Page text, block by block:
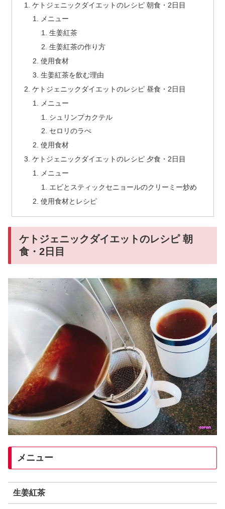
ケトジェニックダイエットのレシピ 朝食・2日目
メニュー
生姜紅茶
生姜紅茶の作り方
使用食材
生姜紅茶を飲む理由
ケトジェニックダイエットのレシピ 昼食・2日目
メニュー
シュリンプカクテル
セロリのラぺ
使用食材
ケトジェニックダイエットのレシピ 夕食・2日目
メニュー
エビとスティックセニョールのクリーミー炒め
使用食材とレシピ
ケトジェニックダイエットのレシピ 朝
食・2日目
メニュー
生姜紅茶